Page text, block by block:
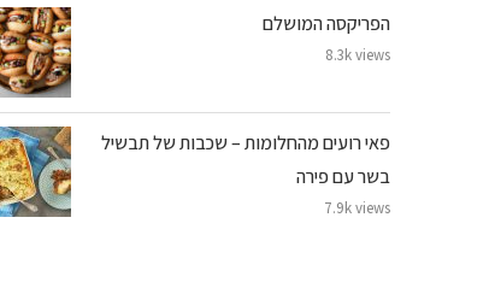
הפריקסה המושלם
8.3k views
פאי רועים מהחלומות – שכבות של תבשיל
בשר עם פירה
7.9k views